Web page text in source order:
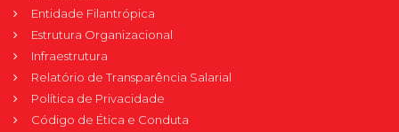
Entidade Filantrópica
Estrutura Organizacional
Infraestrutura
Relatório de Transparência Salarial
Política de Privacidade
Código de Ética e Conduta